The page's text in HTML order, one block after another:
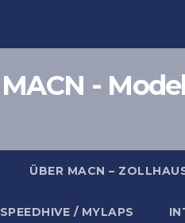
MACN -
ÜBER MACN –
SPEEDHIVE / MYLAPS